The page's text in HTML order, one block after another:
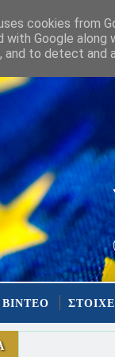
ΒΙΝΤΕΟ
cookies from
with Google
to detect and